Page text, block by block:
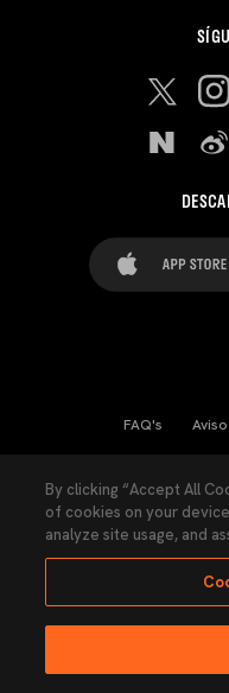
FAQ's
Ley
Ninguna parte de esta página
By clicking “Accept All
of cookies on your
analyze site usage, and